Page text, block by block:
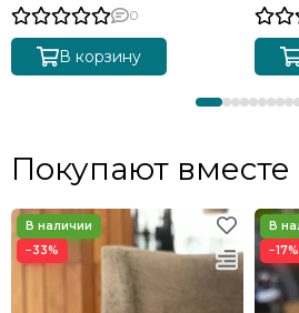
0
В корзину
Покупают вместе
−33% −17%